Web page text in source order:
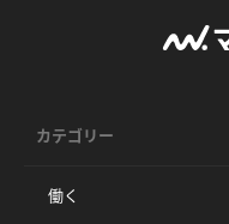
カテゴリー
働く